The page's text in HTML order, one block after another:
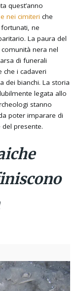
quest’anno
nei cimiteri che
ne
La paura del
nera nel
di funerali
che i cadaveri
dei bianchi. La storia
legata allo
stanno
poter imparare di
presente.